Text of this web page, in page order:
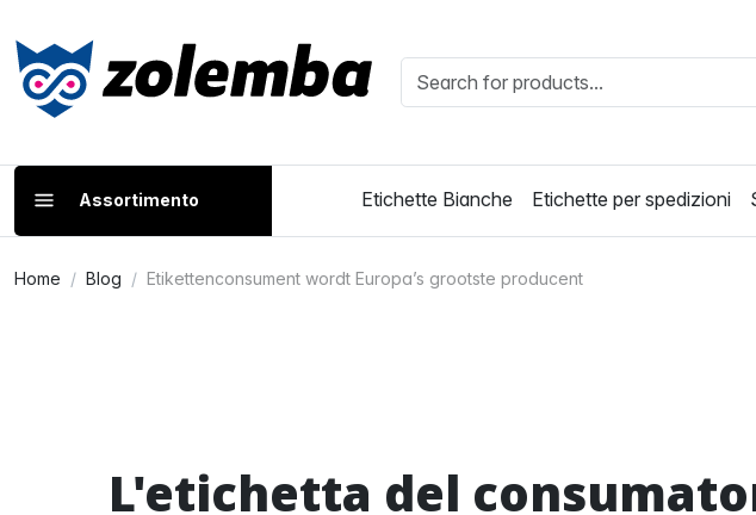
Assortimento Etichette Bianche Etichette per spedizioni
Home Blog Etikettenconsument wordt Europa’s grootste producent
L'etichetta del